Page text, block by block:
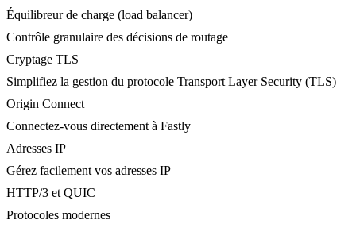
Équilibreur de charge (load balancer)
Contrôle granulaire des décisions de routage
Cryptage TLS
Simplifiez la gestion du protocole Transport Layer Security (TLS)
Origin Connect
Connectez-vous directement à Fastly
Adresses IP
Gérez facilement vos adresses IP
HTTP/3 et QUIC
Protocoles modernes